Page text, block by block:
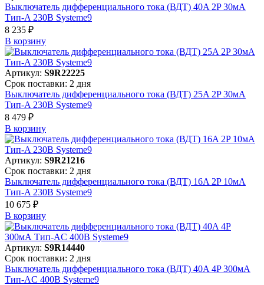
Выключатель дифференциального тока (ВДТ) 40A 2P 30мА
Тип-A 230В Systeme9
8 235 ₽
В корзинy
Артикул: S9R22225
Срок поставки: 2 дня
Выключатель дифференциального тока (ВДТ) 25A 2P 30мА
Тип-A 230В Systeme9
8 479 ₽
В корзинy
Артикул: S9R21216
Срок поставки: 2 дня
Выключатель дифференциального тока (ВДТ) 16A 2P 10мА
Тип-A 230В Systeme9
10 675 ₽
В корзинy
Артикул: S9R14440
Срок поставки: 2 дня
Выключатель дифференциального тока (ВДТ) 40A 4P 300мА
Тип-AC 400В Systeme9